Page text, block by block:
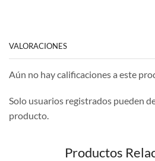
VALORACIONES
Aún no hay calificaciones a este
Solo usuarios registrados pueden
producto.
Productos